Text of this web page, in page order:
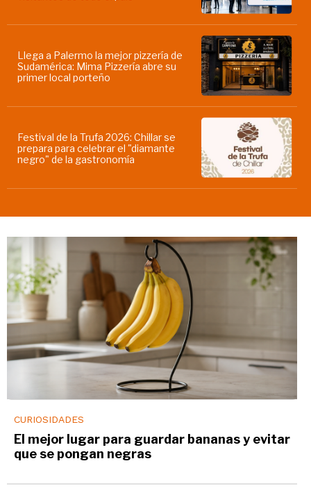
Llega a Palermo la mejor pizzería de
Sudamérica: Mima Pizzería abre su
primer local porteño
Festival de la Trufa 2026: Chillar se
prepara para celebrar el "diamante
negro" de la gastronomía
CURIOSIDADES
El mejor lugar para guardar bananas y evitar
que se pongan negras